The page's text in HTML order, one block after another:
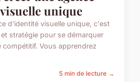
unique
d'identité visuelle unique, c'est
stratégie pour se démarquer
compétitif. Vous apprendrez
5 min de lecture →